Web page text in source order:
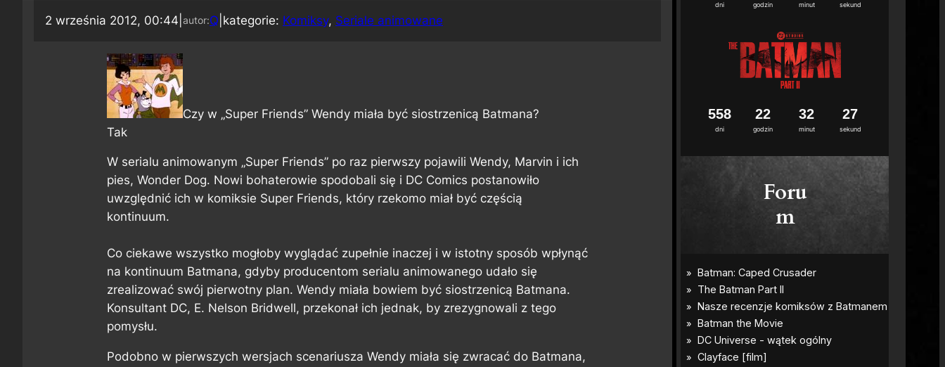
2 września 2012, 00:44 autor:Q kategorie: Komiksy, Seriale animowane
Czy w „Super Friends” Wendy miała być siostrzenicą Batmana?
Tak
W serialu animowanym „Super Friends” po raz pierwszy pojawili Wendy, Marvin i ich
pies, Wonder Dog. Nowi bohaterowie spodobali się i DC Comics postanowiło
uwzględnić ich w komiksie Super Friends, który rzekomo miał być częścią
kontinuum.
Co ciekawe wszystko mogłoby wyglądać zupełnie inaczej i w istotny sposób wpłynąć
na kontinuum Batmana, gdyby producentom serialu animowanego udało się
zrealizować swój pierwotny plan. Wendy miała bowiem być siostrzenicą Batmana.
Konsultant DC, E. Nelson Bridwell, przekonał ich jednak, by zrezygnowali z tego
pomysłu.
Podobno w pierwszych wersjach scenariusza Wendy miała się zwracać do Batmana,
dni godzin minut sekund
dni
558
godzin
22
minut
32
sekund
26
Foru
m